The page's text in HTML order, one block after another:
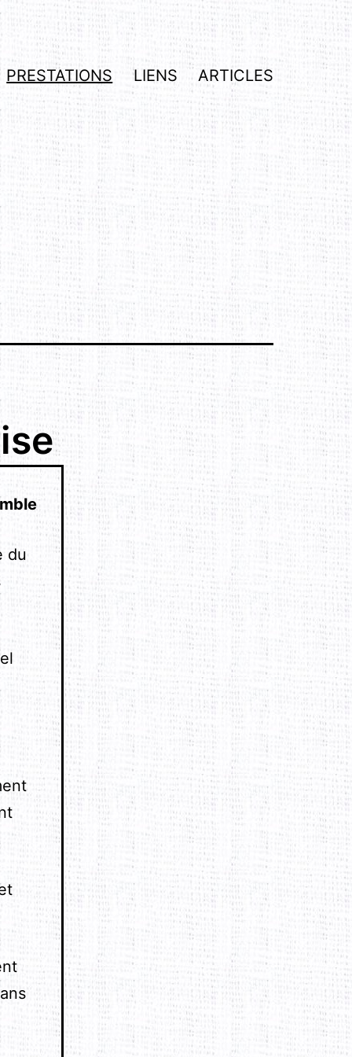
PRESTATIONS LIENS ARTICLES
du